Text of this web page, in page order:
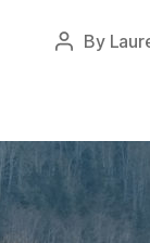
Post
By